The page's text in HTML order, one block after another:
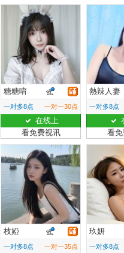
糖糖唷
一对多8点 一对一30点
在线上
看免费视讯
熱辣人妻
一对多8点
看
枝婭
一对多8点 一对一35点
玖妍
一对多8点